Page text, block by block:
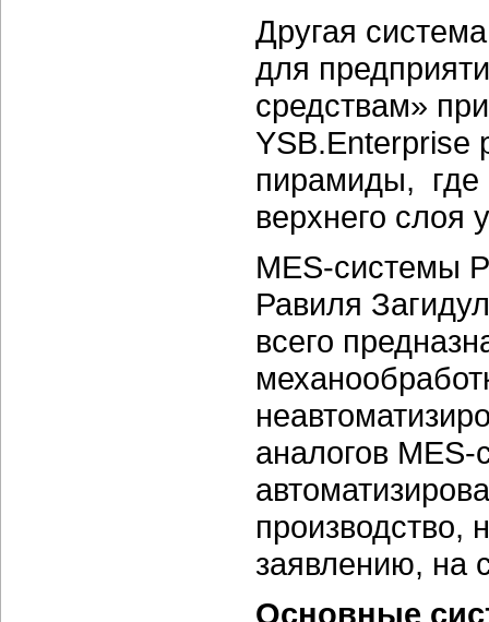
Другая
для
средствам»
YSB.Enterprise
пирамиды, где
верхнего слоя
MES-системы
Равиля
всего
аналогов
производство,
заявлению, на
Основные